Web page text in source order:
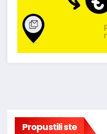
Propustili ste